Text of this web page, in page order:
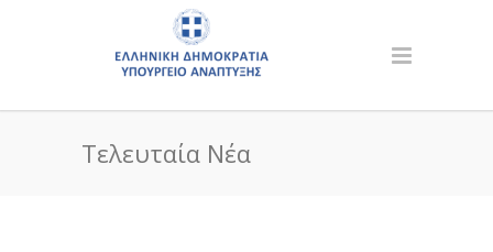
Τελευταία Νέα